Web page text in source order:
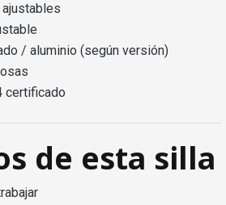
/ aluminio (según versión)
certificado
de esta silla